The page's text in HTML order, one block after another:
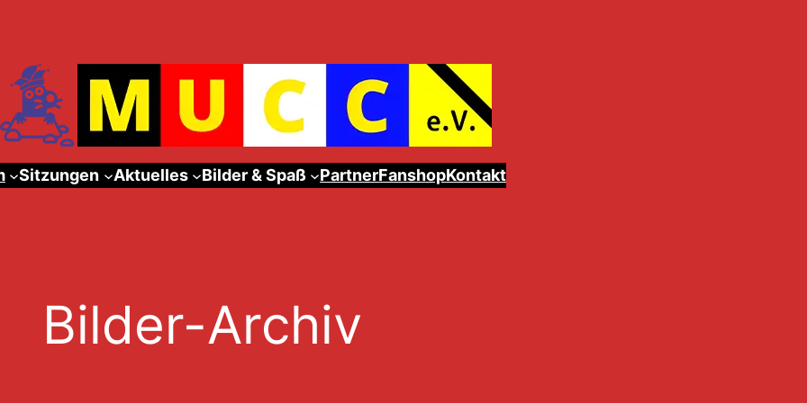
Sitzungen Aktuelles Bilder & Spaß PartnerFanshopKontakt
Bilder-Archiv